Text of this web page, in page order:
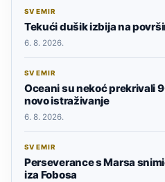
SVEMIR
Tekući dušik izbija na
6. 8. 2026.
SVEMIR
Oceani su nekoć prekrivali
novo istraživanje
6. 8. 2026.
SVEMIR
Perseverance s Marsa
iza Fobosa